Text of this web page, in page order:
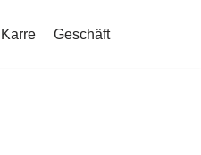
Geschäft